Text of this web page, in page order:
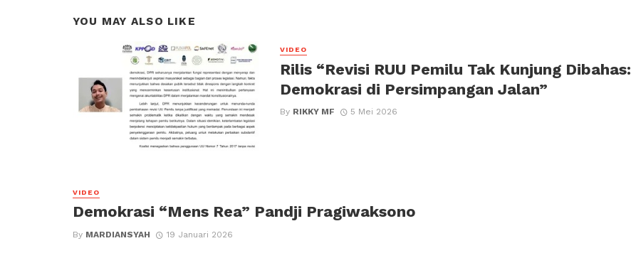
YOU MAY ALSO LIKE
VIDEO
Rilis “Revisi RUU Pemilu Tak Kunjung Dibahas:
Demokrasi di Persimpangan Jalan”
By RIKKY MF 5 Mei 2026
VIDEO
Demokrasi “Mens Rea” Pandji Pragiwaksono
By MARDIANSYAH 19 Januari 2026